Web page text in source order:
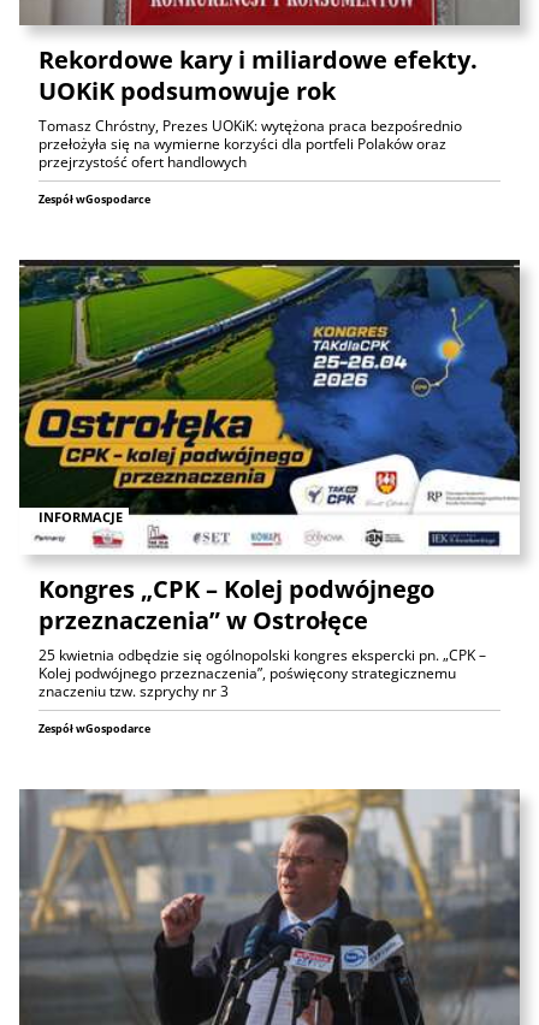
Rekordowe kary i miliardowe efekty.
UOKiK podsumowuje rok
Tomasz Chróstny, Prezes UOKiK: wytężona praca bezpośrednio
przełożyła się na wymierne korzyści dla portfeli Polaków oraz
przejrzystość ofert handlowych
Zespół wGospodarce
INFORMACJE
Kongres „CPK – Kolej podwójnego
przeznaczenia” w Ostrołęce
25 kwietnia odbędzie się ogólnopolski kongres ekspercki pn. „CPK –
Kolej podwójnego przeznaczenia”, poświęcony strategicznemu
znaczeniu tzw. szprychy nr 3
Zespół wGospodarce